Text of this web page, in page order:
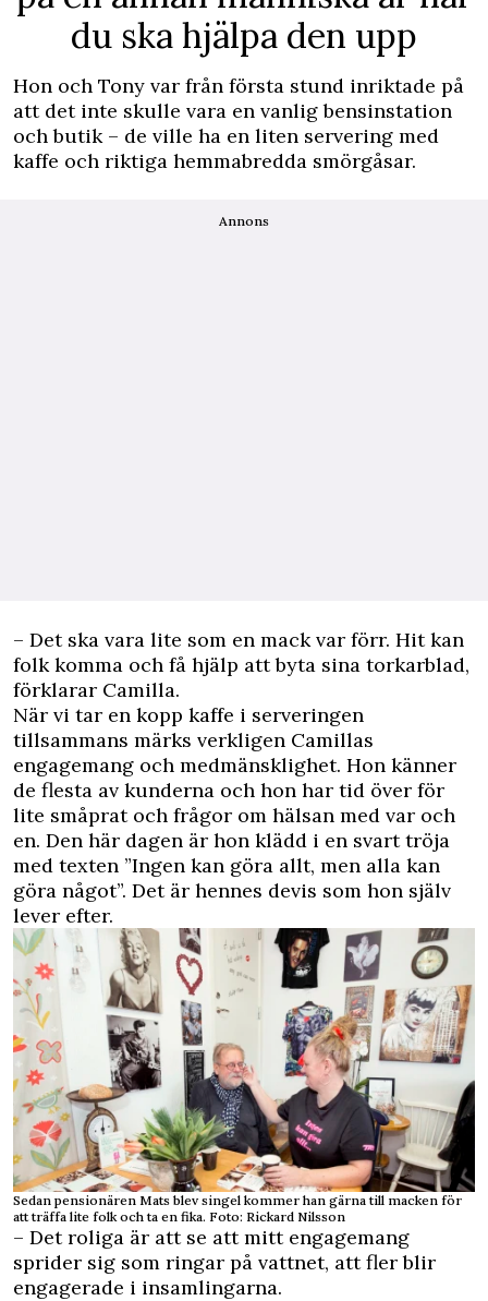
du ska hjälpa den upp
Hon och Tony var från första stund inriktade på
att det inte skulle vara en vanlig bensinstation
och butik – de ville ha en liten servering med
kaffe och riktiga hemmabredda smörgåsar.
Annons
– Det ska vara lite som en mack var förr. Hit kan
folk komma och få hjälp att byta sina torkarblad,
förklarar Camilla.
När vi tar en kopp kaffe i serveringen
tillsammans märks verkligen Camillas
engagemang och medmänsklighet. Hon känner
de flesta av kunderna och hon har tid över för
lite småprat och frågor om hälsan med var och
en. Den här dagen är hon klädd i en svart tröja
med texten ”Ingen kan göra allt, men alla kan
göra något”. Det är hennes devis som hon själv
lever efter.
Sedan pensionären Mats blev singel kommer han gärna till macken för
att träffa lite folk och ta en fika. Foto: Rickard Nilsson
– Det roliga är att se att mitt engagemang
sprider sig som ringar på vattnet, att fler blir
engagerade i insamlingarna.